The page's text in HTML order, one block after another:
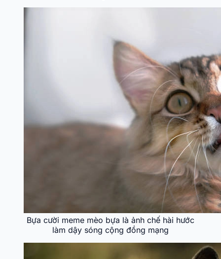
Bựa cười meme mèo bựa là ảnh chế hài hước
làm dậy sóng cộng đồng mạng